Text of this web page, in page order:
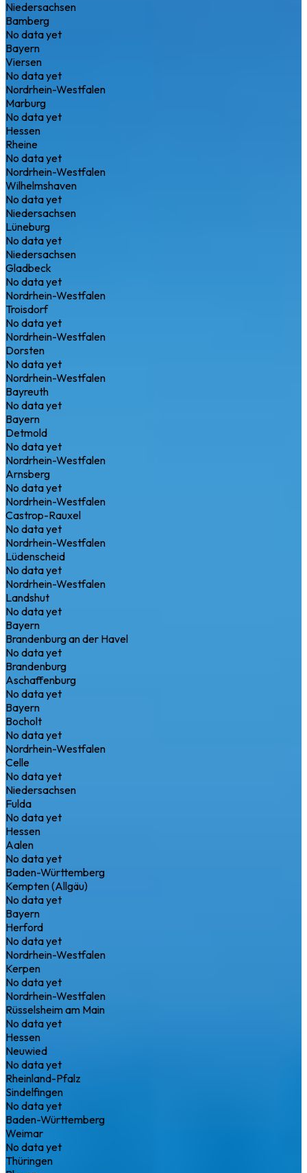
Niedersachsen
Bamberg
No data yet
Bayern
Viersen
No data yet
Nordrhein-Westfalen
Marburg
No data yet
Hessen
Rheine
No data yet
Nordrhein-Westfalen
Wilhelmshaven
No data yet
Niedersachsen
Lüneburg
No data yet
Niedersachsen
Gladbeck
No data yet
Nordrhein-Westfalen
Troisdorf
No data yet
Nordrhein-Westfalen
Dorsten
No data yet
Nordrhein-Westfalen
Bayreuth
No data yet
Bayern
Detmold
No data yet
Nordrhein-Westfalen
Arnsberg
No data yet
Nordrhein-Westfalen
Castrop-Rauxel
No data yet
Nordrhein-Westfalen
Lüdenscheid
No data yet
Nordrhein-Westfalen
Landshut
No data yet
Bayern
Brandenburg an der Havel
No data yet
Brandenburg
Aschaffenburg
No data yet
Bayern
Bocholt
No data yet
Nordrhein-Westfalen
Celle
No data yet
Niedersachsen
Fulda
No data yet
Hessen
Aalen
No data yet
Baden-Württemberg
Kempten (Allgäu)
No data yet
Bayern
Herford
No data yet
Nordrhein-Westfalen
Kerpen
No data yet
Nordrhein-Westfalen
Rüsselsheim am Main
No data yet
Hessen
Neuwied
No data yet
Rheinland-Pfalz
Sindelfingen
No data yet
Baden-Württemberg
Weimar
No data yet
Thüringen